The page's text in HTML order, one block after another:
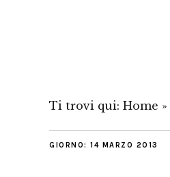
Ti trovi qui: Home »
GIORNO: 14 MARZO 2013